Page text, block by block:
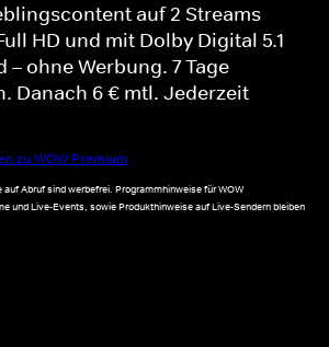
auf 2 Streams
HD und mit Dolby Digital 5.1
– ohne Werbung. 7 Tage
Danach 6 € mtl. Jederzeit
zu WOW Premium
auf Abruf sind werbefrei. Programmhinweise für WOW
und Live-Events, sowie Produkthinweise auf Live-Sendern bleiben